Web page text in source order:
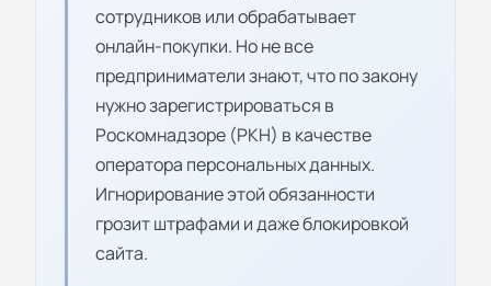
сотрудников или обрабатывает
онлайн-покупки. Но не все
предприниматели знают, что по закону
нужно зарегистрироваться в
Роскомнадзоре (РКН) в качестве
оператора персональных данных.
Игнорирование этой обязанности
грозит штрафами и даже блокировкой
сайта.